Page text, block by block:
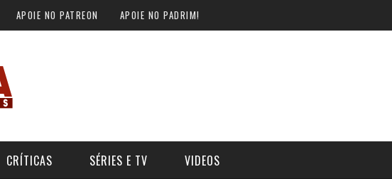
APOIE NO PATREON APOIE NO PADRIM!
CRÍTICAS SÉRIES E TV VIDEOS